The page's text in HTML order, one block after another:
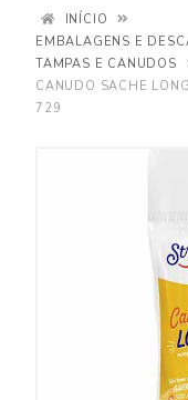
INÍCIO
EMBALAGENS E
TAMPAS E CANUDOS
CANUDO SACHE
729